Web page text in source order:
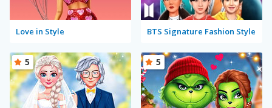
Love in Style BTS Signature Fashion Style
5 5